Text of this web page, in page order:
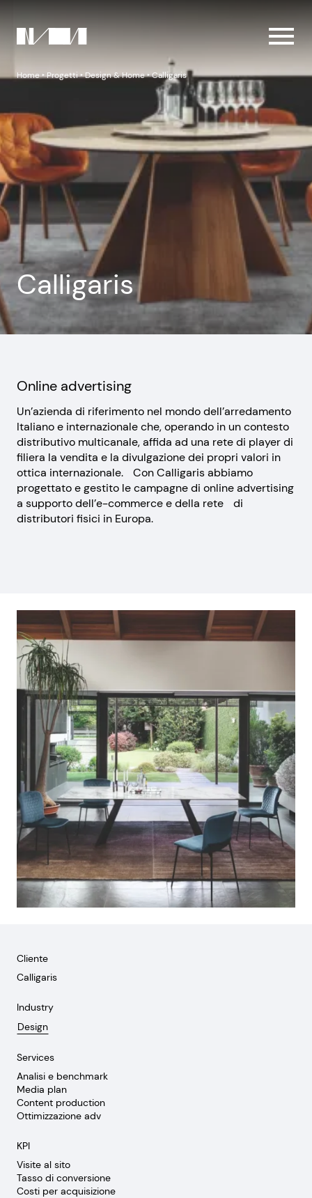
Home‣Progetti‣Design & Home‣Calligaris
Calligaris
Online advertising
Un’azienda di riferimento nel mondo dell’arredamento
Italiano e internazionale che, operando in un contesto
distributivo multicanale, affida ad una rete di player di
filiera la vendita e la divulgazione dei propri valori in
ottica internazionale. Con Calligaris abbiamo
progettato e gestito le campagne di online advertising
a supporto dell’e-commerce e della rete di
distributori fisici in Europa.
Cliente
Calligaris
Industry
Design
Services
Analisi e benchmark
Media plan
Content production
Ottimizzazione adv
KPI
Visite al sito
Tasso di conversione
Costi per acquisizione